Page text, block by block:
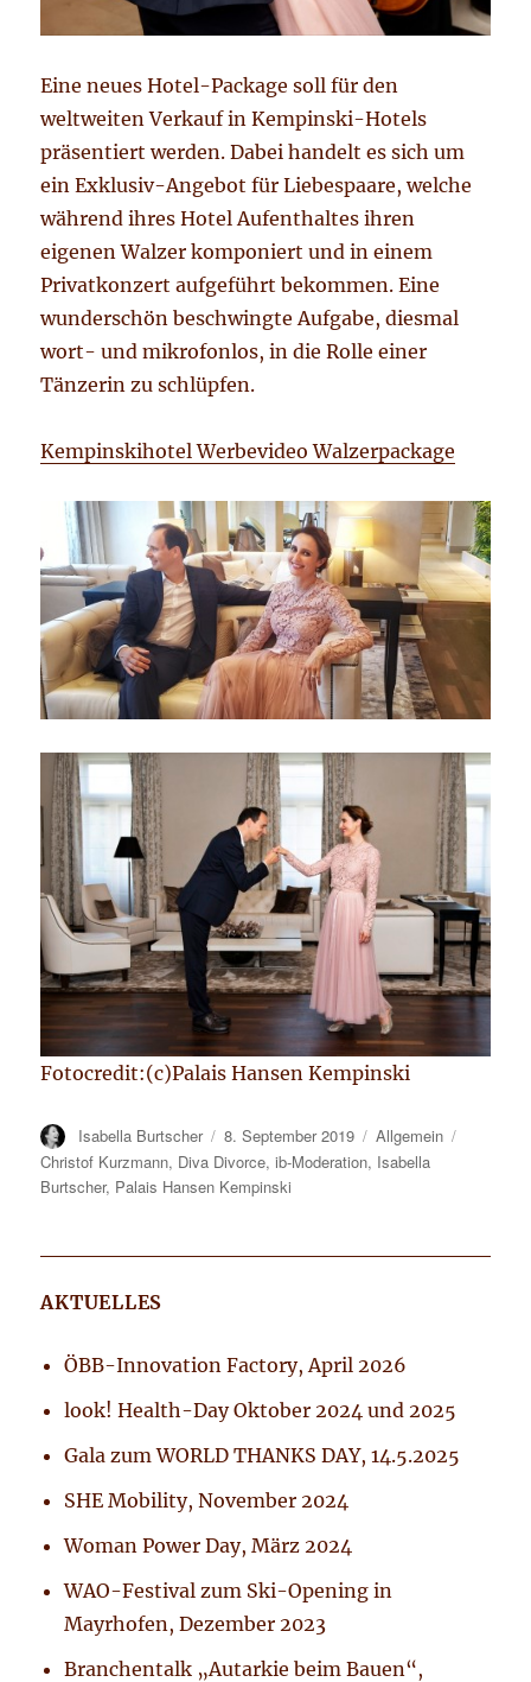
Eine neues Hotel-Package soll für den
weltweiten Verkauf in Kempinski-Hotels
präsentiert werden. Dabei handelt es sich um
ein Exklusiv-Angebot für Liebespaare, welche
während ihres Hotel Aufenthaltes ihren
eigenen Walzer komponiert und in einem
Privatkonzert aufgeführt bekommen. Eine
wunderschön beschwingte Aufgabe, diesmal
wort- und mikrofonlos, in die Rolle einer
Tänzerin zu schlüpfen.
Kempinskihotel Werbevideo Walzerpackage
Fotocredit:(c)Palais Hansen Kempinski
Autor
Isabella Burtscher
Veröffentlicht
am
8. September 2019 Kategorien
Allgemein
Christof Kurzmann, Diva Divorce,ib-Moderation, Isabella
Burtscher, Palais Hansen Kempinski
AKTUELLES
ÖBB-Innovation Factory, April 2026
look! Health-Day Oktober 2024 und 2025
Gala zum WORLD THANKS DAY, 14.5.2025
SHE Mobility, November 2024
Woman Power Day, März 2024
WAO-Festival zum Ski-Opening in
Mayrhofen, Dezember 2023
Branchentalk „Autarkie beim Bauen“,